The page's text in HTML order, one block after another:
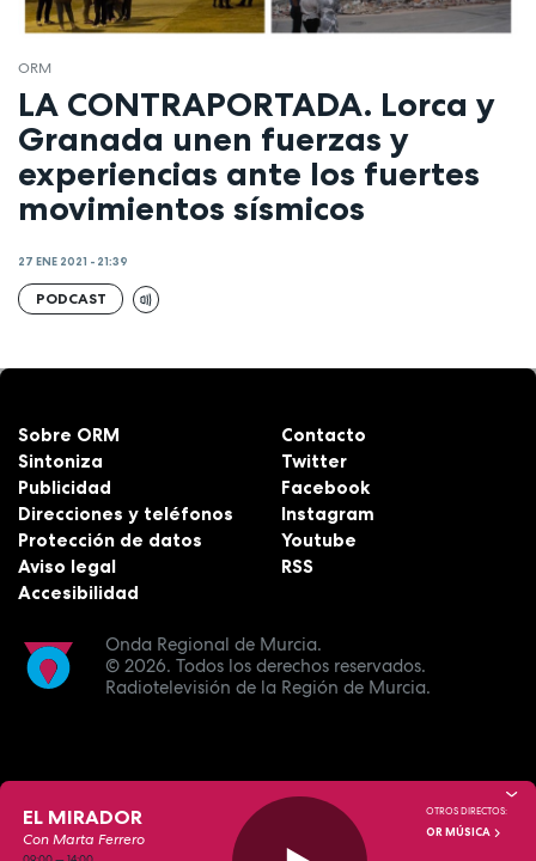
ORM
LA CONTRAPORTADA. Lorca y
Granada unen fuerzas y
experiencias ante los fuertes
movimientos sísmicos
27 ENE 2021 - 21:39
PODCAST
Onda Regional de Murcia.
© 2026. Todos los derechos reservados.
Radiotelevisión de la Región de Murcia.
Sobre ORM
Sintoniza
Publicidad
Direcciones y teléfonos
Protección de datos
Aviso legal
Accesibilidad
Contacto
Twitter
Facebook
Instagram
Youtube
RSS
EL MIRADOR
Con Marta Ferrero
OTROS DIRECTOS:
OR MÚSICA